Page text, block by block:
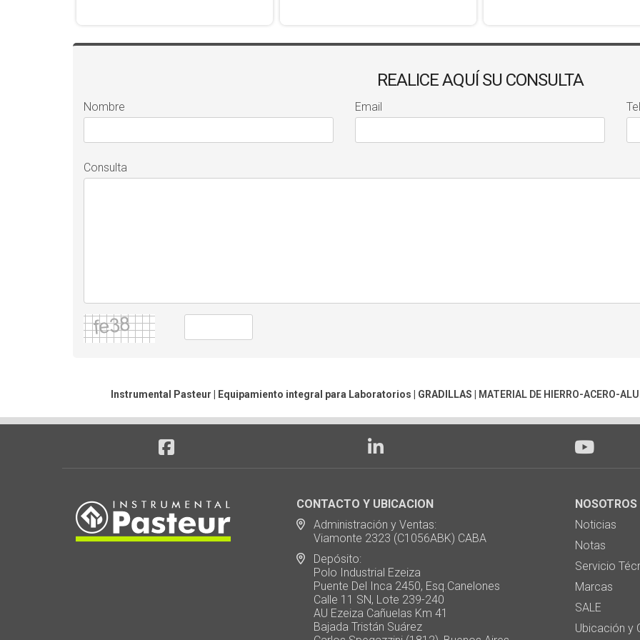
REALICE AQUÍ SU CONSULTA
Nombre Email
Consulta
Instrumental Pasteur | Equipamiento integral para Laboratorios | GRADILLAS MATERIAL DE HIERRO-ACERO-
CONTACTO Y UBICACION
Administración y Ventas:
Viamonte 2323 (C1056ABK) CABA
Depósito:
Polo Industrial Ezeiza
Puente Del Inca 2450, Esq.Canelones
Calle 11 SN, Lote 239-240
AU Ezeiza Cañuelas Km 41
Bajada Tristán Suárez
NOSOTROS
Noticias
Notas
Servicio
Marcas
SALE
Ubicación y